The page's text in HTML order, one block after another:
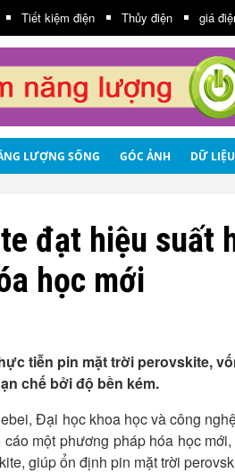
Tiết kiệm điện Thủy điện giá
LƯỢNG SỐNG GÓC ẢNH DỮ LIỆU
đạt hiệu suất
học mới
tiễn pin mặt trời perovskite,
chế bởi độ bền kém.
Đại học khoa học và công
một phương pháp hóa học
giúp ổn định pin mặt trời